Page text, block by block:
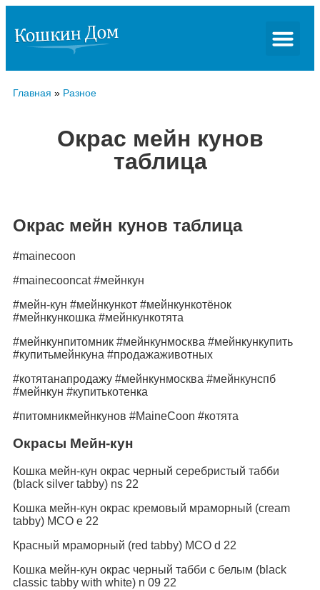
Главная » Разное
Окрас мейн кунов
таблица
Окрас мейн кунов таблица
#mainecoon
#mainecooncat #мейнкун
#мейн-кун #мейнкункот #мейнкункотёнок
#мейнкункошка #мейнкункотята
#мейнкунпитомник #мейнкунмосква #мейнкункупить
#купитьмейнкуна #продажаживотных
#котятанапродажу #мейнкунмосква #мейнкунспб
#мейнкун #купитькотенка
#питомникмейнкунов #MaineCoon #котята
Окрасы Мейн-кун
Кошка мейн-кун окрас черный серебристый табби
(black silver tabby) ns 22
Кошка мейн-кун окрас кремовый мраморный (cream
tabby) MCO е 22
Красный мраморный (red tabby) MCO d 22
Кошка мейн-кун окрас черный табби с белым (black
classic tabby with white) n 09 22